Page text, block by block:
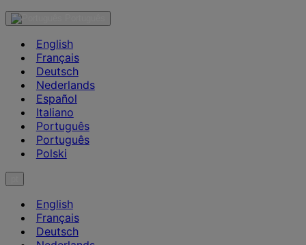
English
Français
Deutsch
Nederlands
Español
Italiano
Português
Português
Polski
English
Français
Deutsch